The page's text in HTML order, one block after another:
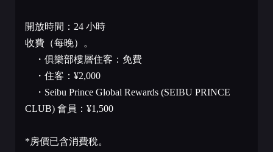
開放時間：24 小時
收費（每晚）。
・俱樂部樓層住客：免費
・住客：¥2,000
・Seibu Prince Global Rewards (SEIBU PRINCE
CLUB) 會員：¥1,500
*房價已含消費稅。